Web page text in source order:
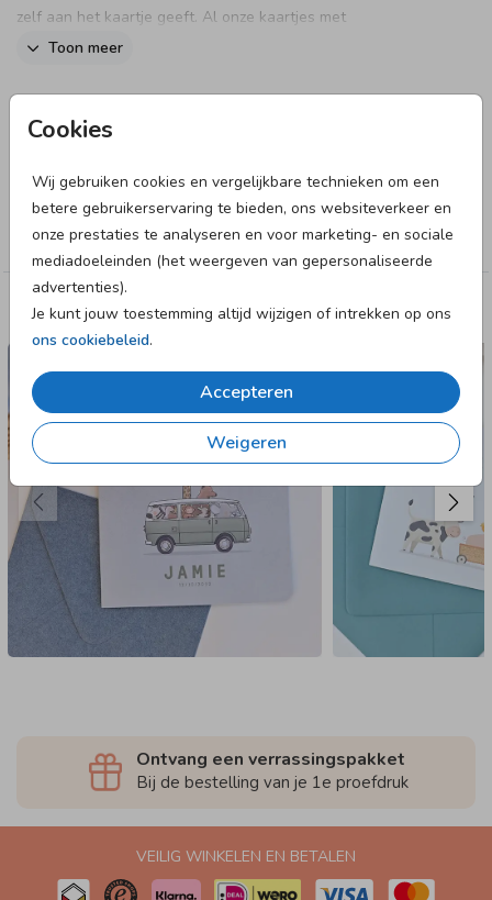
Cookies
Wij gebruiken cookies en vergelijkbare technieken om een
betere gebruikerservaring te bieden, ons websiteverkeer en
onze prestaties te analyseren en voor marketing- en sociale
mediadoeleinden (het weergeven van gepersonaliseerde
advertenties).
Je kunt jouw toestemming altijd wijzigen of intrekken op ons
ons cookiebeleid.
Accepteren
Weigeren
zelf aan het kaartje geeft. Al onze kaartjes met
handgeschept papier vind je
- De kaarten moeten zelf worden uitgesneden om de look
- Kies uit onze twee beschikbare formaten:
1. Eindformaat 11 x 17 cm (oorspronkelijk 14 x 21 cm)
2. Eindformaat 10 x 15 cm (oorspronkelijk 11 x 17 cm)
- Het papier heeft een klassieke handgeschept papier-look
en is geen echt handgeschept papier.
- Aanbeveling: bestel 5 extra kaarten om snijfouten te
compenseren.
- Je kan een proefdruk bestellen van dit kaartje.
Toon meer
Designer
Collectie
Jongen
Deze designs vind je misschien ook leuk
Ontvang een verrassingspakket
Bij de bestelling van je 1e proefdruk
VEILIG WINKELEN EN BETALEN